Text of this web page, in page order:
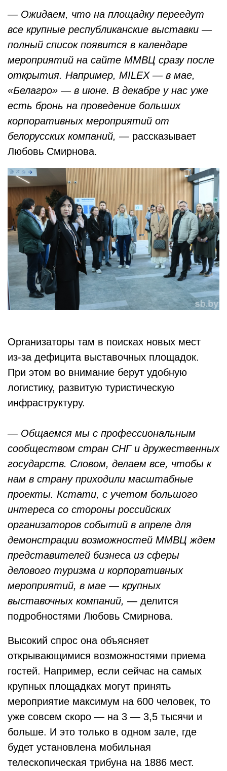
— Ожидаем, что на площадку переедут
все крупные республиканские выставки —
полный список появится в календаре
мероприятий на сайте ММВЦ сразу после
открытия. Например, MILEX — в мае,
«Белагро» — в июне. В декабре у нас уже
есть бронь на проведение больших
корпоративных мероприятий от
белорусских компаний, — рассказывает
Любовь Смирнова.
Организаторы там в поисках новых мест
из‑за дефицита выставочных площадок.
При этом во внимание берут удобную
логистику, развитую туристическую
инфраструктуру.
— Общаемся мы с профессиональным
сообществом стран СНГ и дружественных
государств. Словом, делаем все, чтобы к
нам в страну приходили масштабные
проекты. Кстати, с учетом большого
интереса со стороны российских
организаторов событий в апреле для
демонстрации возможностей ММВЦ ждем
представителей бизнеса из сферы
делового туризма и корпоративных
мероприятий, в мае — крупных
выставочных компаний, — делится
подробностями Любовь Смирнова.
Высокий спрос она объясняет
открывающимися возможностями приема
гостей. Например, если сейчас на самых
крупных площадках могут принять
мероприятие максимум на 600 человек, то
уже совсем скоро — на 3 — 3,5 тысячи и
больше. И это только в одном зале, где
будет установлена мобильная
телескопическая трибуна на 1886 мест.